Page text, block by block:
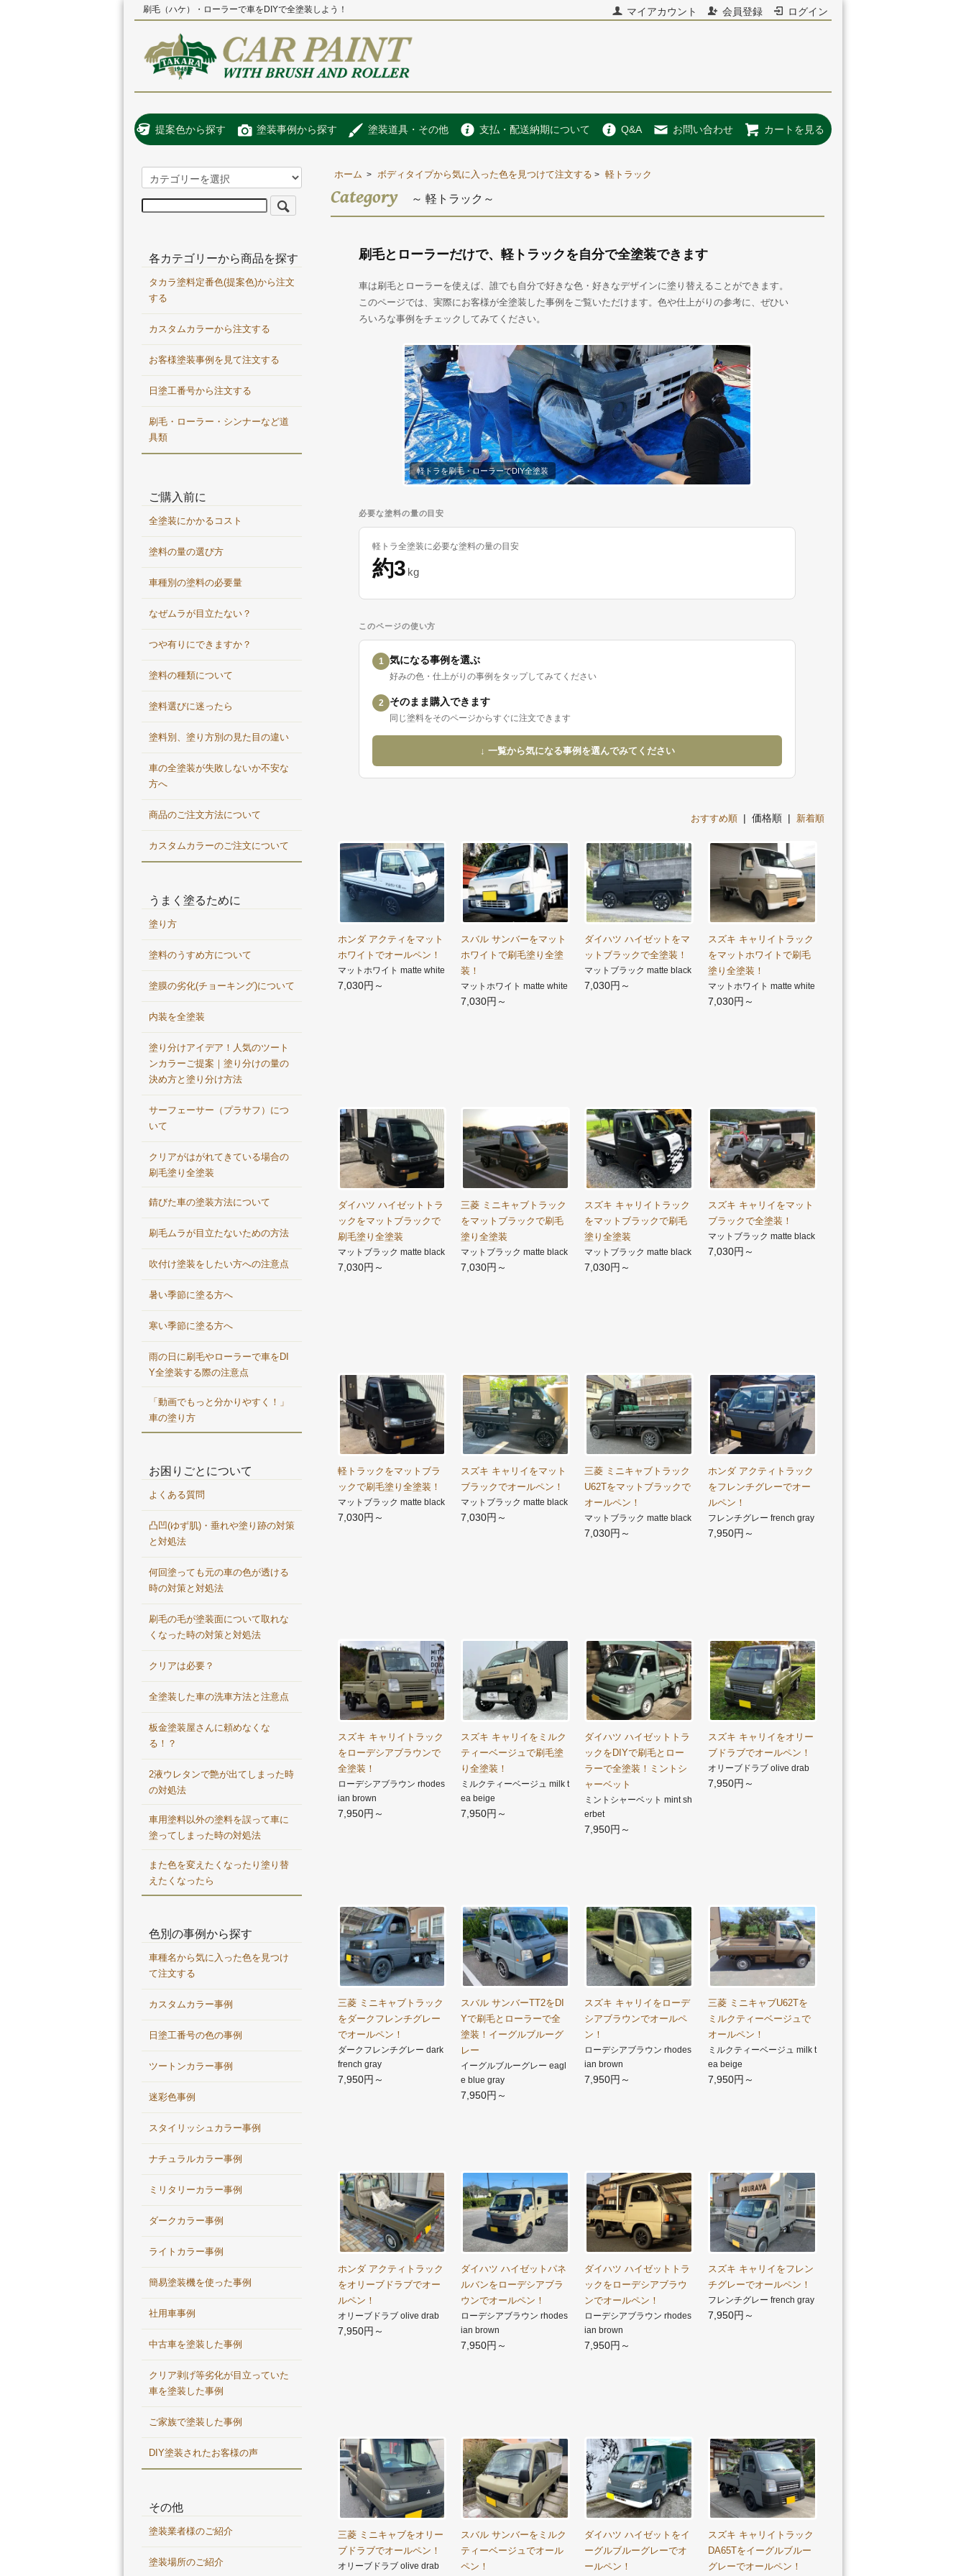
マイアカウント 会員登録 ログイン
刷毛（ハケ）・ローラーで車をDIYで全塗装しよう！
提案色から探す 塗装事例から探す 塗装道具・その他 支払・配送納期について Q&A お問い合わせ カートを見る
ホーム > ボディタイプから気に入った色を見つけて注文する > 軽トラック
Category ～ 軽トラック～
刷毛とローラーだけで、軽トラックを自分で全塗装できます
車は刷毛とローラーを使えば、誰でも自分で好きな色・好きなデザインに塗り替えることができます。
このページでは、実際にお客様が全塗装した事例をご覧いただけます。色や仕上がりの参考に、ぜひい
ろいろな事例をチェックしてみてください。
軽トラを刷毛・ローラーでDIY全塗装
必要な塗料の量の目安
軽トラ全塗装に必要な塗料の量の目安
約3 kg
このページの使い方
1 気になる事例を選ぶ
好みの色・仕上がりの事例をタップしてみてください
2 そのまま購入できます
同じ塗料をそのページからすぐに注文できます
↓ 一覧から気になる事例を選んでみてください
おすすめ順 | 価格順 | 新着順
ホンダ アクティをマット
ホワイトでオールペン！
マットホワイト matte white
7,030円～
スバル サンバーをマット
ホワイトで刷毛塗り全塗
装！
マットホワイト matte white
7,030円～
ダイハツ ハイゼットをマ
ットブラックで全塗装！
マットブラック matte black
7,030円～
スズキ キャリイトラック
をマットホワイトで刷毛
塗り全塗装！
マットホワイト matte white
7,030円～
ダイハツ ハイゼットトラ
ックをマットブラックで
刷毛塗り全塗装
マットブラック matte black
7,030円～
三菱 ミニキャブトラック
をマットブラックで刷毛
塗り全塗装
マットブラック matte black
7,030円～
スズキ キャリイトラック
をマットブラックで刷毛
塗り全塗装
マットブラック matte black
7,030円～
スズキ キャリイをマット
ブラックで全塗装！
マットブラック matte black
7,030円～
軽トラックをマットブラ
ックで刷毛塗り全塗装！
マットブラック matte black
7,030円～
スズキ キャリイをマット
ブラックでオールペン！
マットブラック matte black
7,030円～
三菱 ミニキャブトラック
U62Tをマットブラックで
オールペン！
マットブラック matte black
7,030円～
ホンダ アクティトラック
をフレンチグレーでオー
ルペン！
フレンチグレー french gray
7,950円～
スズキ キャリイトラック
をローデシアブラウンで
全塗装！
ローデシアブラウン rhodes
ian brown
7,950円～
スズキ キャリイをミルク
ティーベージュで刷毛塗
り全塗装！
ミルクティーベージュ milk t
ea beige
7,950円～
ダイハツ ハイゼットトラ
ックをDIYで刷毛とロー
ラーで全塗装！ミントシ
ャーベット
ミントシャーベット mint sh
erbet
7,950円～
スズキ キャリイをオリー
ブドラブでオールペン！
オリーブドラブ olive drab
7,950円～
三菱 ミニキャブトラック
をダークフレンチグレー
でオールペン！
ダークフレンチグレー dark
french gray
7,950円～
スバル サンバーTT2をDI
Yで刷毛とローラーで全
塗装！イーグルブルーグ
レー
イーグルブルーグレー eagl
e blue gray
7,950円～
スズキ キャリイをローデ
シアブラウンでオールペ
ン！
ローデシアブラウン rhodes
ian brown
7,950円～
三菱 ミニキャブU62Tを
ミルクティーベージュで
オールペン！
ミルクティーベージュ milk t
ea beige
7,950円～
ホンダ アクティトラック
をオリーブドラブでオー
ルペン！
オリーブドラブ olive drab
7,950円～
ダイハツ ハイゼットパネ
ルバンをローデシアブラ
ウンでオールペン！
ローデシアブラウン rhodes
ian brown
7,950円～
ダイハツ ハイゼットトラ
ックをローデシアブラウ
ンでオールペン！
ローデシアブラウン rhodes
ian brown
7,950円～
スズキ キャリイをフレン
チグレーでオールペン！
フレンチグレー french gray
7,950円～
三菱 ミニキャブをオリー
ブドラブでオールペン！
オリーブドラブ olive drab
スバル サンバーをミルク
ティーベージュでオール
ペン！
ダイハツ ハイゼットをイ
ーグルブルーグレーでオ
ールペン！
スズキ キャリイトラック
DA65Tをイーグルブルー
グレーでオールペン！
各カテゴリーから商品を探す
タカラ塗料定番色(提案色)から注文
する
カスタムカラーから注文する
お客様塗装事例を見て注文する
日塗工番号から注文する
刷毛・ローラー・シンナーなど道
具類
ご購入前に
全塗装にかかるコスト
塗料の量の選び方
車種別の塗料の必要量
なぜムラが目立たない？
つや有りにできますか？
塗料の種類について
塗料選びに迷ったら
塗料別、塗り方別の見た目の違い
車の全塗装が失敗しないか不安な
方へ
商品のご注文方法について
カスタムカラーのご注文について
うまく塗るために
塗り方
塗料のうすめ方について
塗膜の劣化(チョーキング)について
内装を全塗装
塗り分けアイデア！人気のツート
ンカラーご提案｜塗り分けの量の
決め方と塗り分け方法
サーフェーサー（プラサフ）につ
いて
クリアがはがれてきている場合の
刷毛塗り全塗装
錆びた車の塗装方法について
刷毛ムラが目立たないための方法
吹付け塗装をしたい方への注意点
暑い季節に塗る方へ
寒い季節に塗る方へ
雨の日に刷毛やローラーで車をDI
Y全塗装する際の注意点
「動画でもっと分かりやすく！」
車の塗り方
お困りごとについて
よくある質問
凸凹(ゆず肌)・垂れや塗り跡の対策
と対処法
何回塗っても元の車の色が透ける
時の対策と対処法
刷毛の毛が塗装面について取れな
くなった時の対策と対処法
クリアは必要？
全塗装した車の洗車方法と注意点
板金塗装屋さんに頼めなくな
る！？
2液ウレタンで艶が出てしまった時
の対処法
車用塗料以外の塗料を誤って車に
塗ってしまった時の対処法
また色を変えたくなったり塗り替
えたくなったら
色別の事例から探す
車種名から気に入った色を見つけ
て注文する
カスタムカラー事例
日塗工番号の色の事例
ツートンカラー事例
迷彩色事例
スタイリッシュカラー事例
ナチュラルカラー事例
ミリタリーカラー事例
ダークカラー事例
ライトカラー事例
簡易塗装機を使った事例
社用車事例
中古車を塗装した事例
クリア剥げ等劣化が目立っていた
車を塗装した事例
ご家族で塗装した事例
DIY塗装されたお客様の声
その他
塗装業者様のご紹介
塗装場所のご紹介